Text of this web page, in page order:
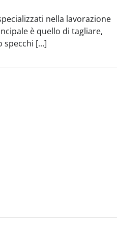
nella lavorazione
è quello di tagliare,
specchi […]